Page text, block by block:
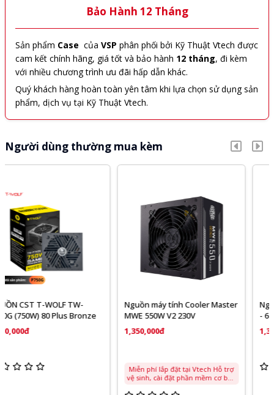
Bảo Hành 12 Tháng
Sản phẩm Case của VSP phân phối bởi Kỹ Thuật Vtech được
cam kết chính hãng, giá tốt và bảo hành 12 tháng, đi kèm
với nhiều chương trình ưu đãi hấp dẫn khác.
Quý khách hàng hoàn toàn yên tâm khi lựa chọn sử dụng sản
phẩm, dịch vụ tại Kỹ Thuật Vtech.
Người dùng thường mua kèm
Nguồn máy tính Cooler Master
MWE 550W V2 230V
1,350,000đ
Miễn phí lắp đặt tại Vtech Hỗ trợ
vệ sinh, cài đặt phần mềm cơ bản
Nguồn máy tính Corsair CX650
- 650W - 80 Plus Bronze
1,350,000đ